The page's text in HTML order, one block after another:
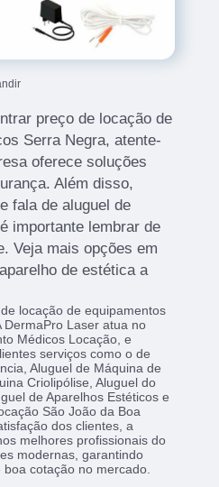
preço de locação de
Serra Negra, atente-
oferece soluções
Além disso,
fala de aluguel de
importante lembrar de
Veja mais opções em
de estética a
locação de equipamentos
DermaPro Laser atua no
Médicos Locação, e
serviços como o de
Aluguel de Máquina de
Criolipólise, Aluguel do
de Aparelhos Estéticos e
São João da Boa
dos clientes, a
melhores profissionais do
modernas, garantindo
cotação no mercado.